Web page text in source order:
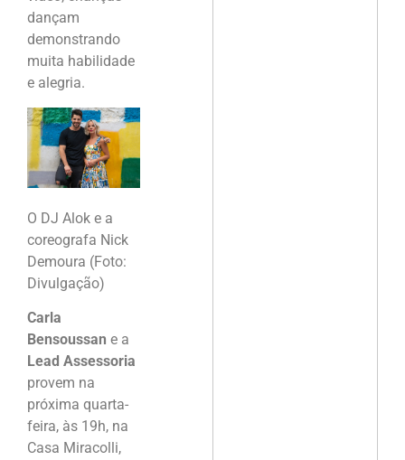
dançam
demonstrando
muita habilidade
e alegria.
O DJ Alok e a
coreografa Nick
Demoura (Foto:
Divulgação)
Carla
Bensoussan e a
Lead Assessoria
provem na
próxima quarta-
feira, às 19h, na
Casa Miracolli,